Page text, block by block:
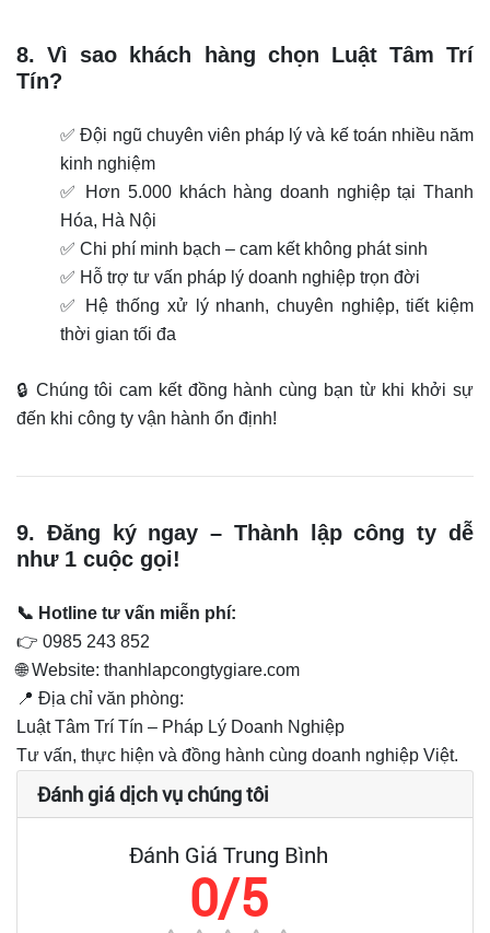
8. Vì sao khách hàng chọn Luật Tâm Trí
Tín?
✅ Đội ngũ chuyên viên pháp lý và kế toán nhiều năm
kinh nghiệm
✅ Hơn 5.000 khách hàng doanh nghiệp tại Thanh
Hóa, Hà Nội
✅ Chi phí minh bạch – cam kết không phát sinh
✅ Hỗ trợ tư vấn pháp lý doanh nghiệp trọn đời
✅ Hệ thống xử lý nhanh, chuyên nghiệp, tiết kiệm
thời gian tối đa
🔒 Chúng tôi cam kết đồng hành cùng bạn từ khi khởi sự
đến khi công ty vận hành ổn định!
9. Đăng ký ngay – Thành lập công ty dễ
như 1 cuộc gọi!
📞 Hotline tư vấn miễn phí:
👉 0985 243 852
🌐 Website: thanhlapcongtygiare.com
📍 Địa chỉ văn phòng:
Luật Tâm Trí Tín – Pháp Lý Doanh Nghiệp
Tư vấn, thực hiện và đồng hành cùng doanh nghiệp Việt.
Đánh giá dịch vụ chúng tôi
Đánh Giá Trung Bình
0/5